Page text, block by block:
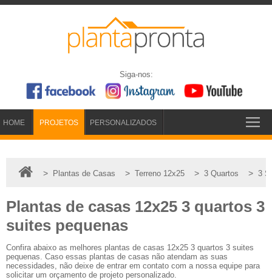
Siga-nos:
HOME PROJETOS PERSONALIZADOS
> Plantas de Casas > Terreno 12x25 > 3 Quartos > 3
Plantas de casas 12x25 3 quartos 3
suites pequenas
Confira abaixo as melhores plantas de casas 12x25 3 quartos 3 suites
pequenas. Caso essas plantas de casas não atendam as suas
necessidades, não deixe de entrar em contato com a nossa equipe para
solicitar um orçamento de projeto personalizado.